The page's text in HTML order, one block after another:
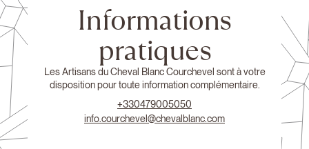
Informations
pratiques
Les Artisans du Cheval Blanc Courchevel sont à votre
disposition pour toute information complémentaire.
+330479005050
info.courchevel@chevalblanc.com